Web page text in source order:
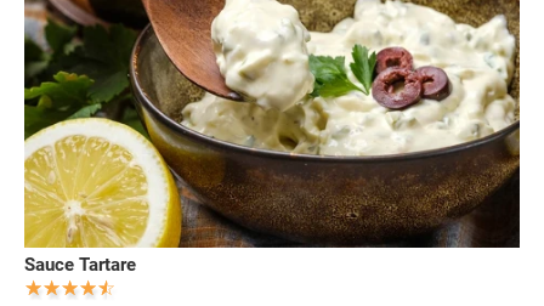
Sauce Tartare